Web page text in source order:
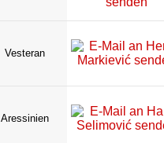
Vesteran
Aressinien